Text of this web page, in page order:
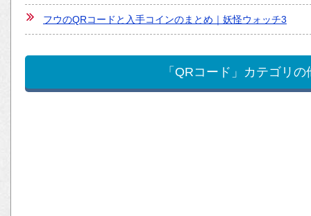
フウのQRコードと入手コインのまとめ｜妖怪ウォッチ3
「QRコード」カテゴリ